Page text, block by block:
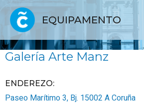
EQUIPAMENTO
Galería Arte Manz
ENDEREZO:
Paseo Marítimo 3, Bj. 15002 A Coruña